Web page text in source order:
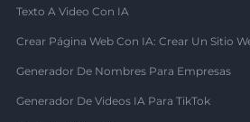
Texto A Video Con IA
Crear Página Web Con IA: Crear Un Sitio
Generador De Nombres Para Empresas
Generador De Videos IA Para TikTok